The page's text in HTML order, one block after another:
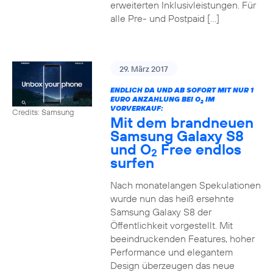
erweiterten Inklusivleistungen. Für
alle Pre- und Postpaid […]
Credits: Samsung
29. März 2017
ENDLICH DA UND AB SOFORT MIT NUR 1
EURO ANZAHLUNG BEI O2IM
VORVERKAUF:
Mit dem brandneuen
Samsung Galaxy S8
und O2 Free endlos
surfen
Nach monatelangen Spekulationen
wurde nun das heiß ersehnte
Samsung Galaxy S8 der
Öffentlichkeit vorgestellt. Mit
beeindruckenden Features, hoher
Performance und elegantem
Design überzeugen das neue